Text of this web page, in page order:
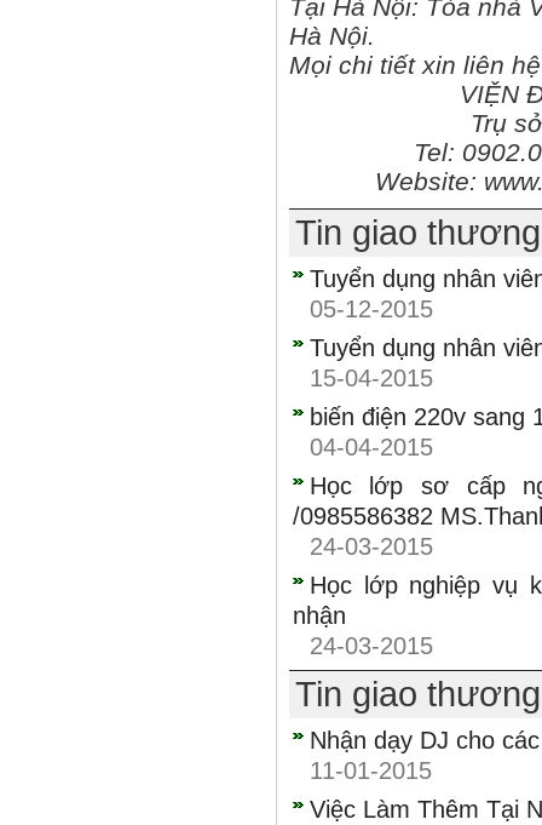
Tại Hà Nội: Tòa nhà
Hà Nội.
Mọi chi tiết xin liên
VIỆN
Trụ
Tel:
Website:
Tin giao
Tuyển dụng nhân
05-12-2015
Tuyển dụng nhân
15-04-2015
biến điện 220v sang
04-04-2015
Học lớp sơ cấp
/0985586382
24-03-2015
Học lớp nghiệp vụ
nhận
24-03-2015
Tin giao
Nhận dạy DJ cho
11-01-2015
Việc Làm Thêm Tại